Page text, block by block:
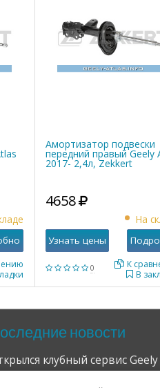
Амортизатор подвески
передний правый Geely
2017- 2,4л, Zekkert
0
4658
На
В
К
Узнать цены
новости
клубный сервис